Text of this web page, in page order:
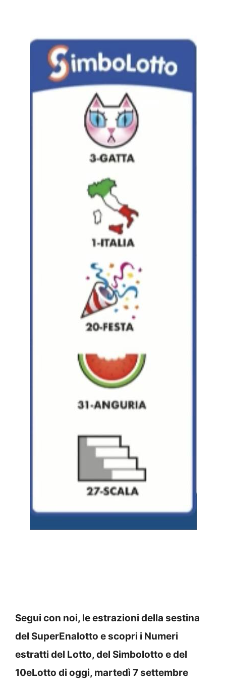
Segui con noi, le estrazioni della sestina
del SuperEnalotto e scopri i Numeri
estratti del Lotto, del Simbolotto e del
10eLotto di oggi, martedì 7 settembre